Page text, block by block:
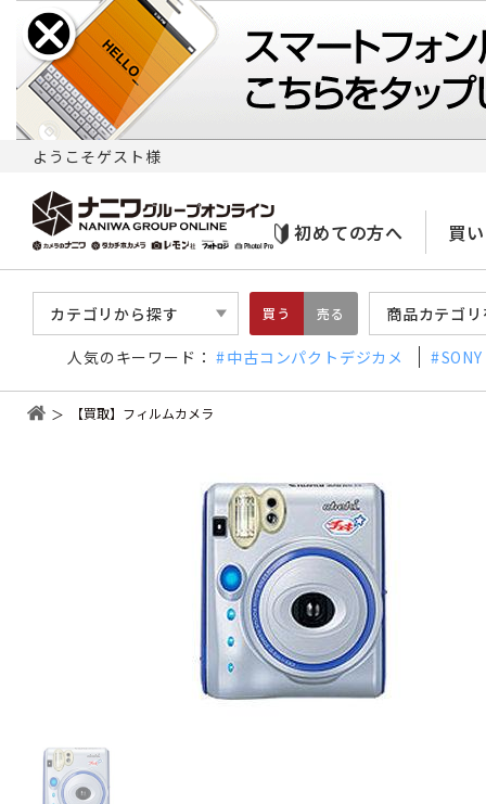
ようこそゲスト様
初めての方へ 買
カテゴリから探す 買う 売る 商品カテゴ
人気のキーワード： 中古コンパクトデジカメ
【買取】フィルムカメラ